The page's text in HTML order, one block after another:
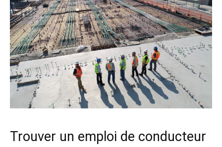
Trouver un emploi de conducteur